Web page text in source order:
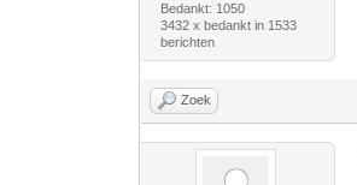
Bedankt: 1050
3432 x bedankt in 1533
berichten
Zoek